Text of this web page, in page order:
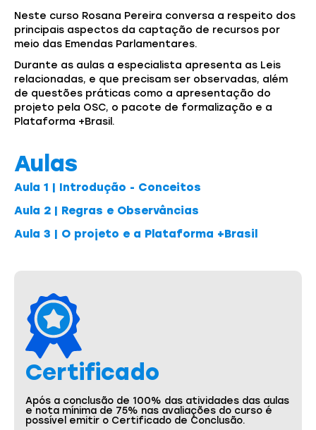
Neste curso Rosana Pereira conversa a respeito dos
principais aspectos da captação de recursos por
meio das Emendas Parlamentares.
Durante as aulas a especialista apresenta as Leis
relacionadas, e que precisam ser observadas, além
de questões práticas como a apresentação do
projeto pela OSC, o pacote de formalização e a
Plataforma +Brasil.
Aulas
Aula 1 | Introdução - Conceitos
Aula 2 | Regras e Observâncias
Aula 3 | O projeto e a Plataforma +Brasil
Certificado
Após a conclusão de 100% das atividades das aulas
e nota mínima de 75% nas avaliações do curso é
possível emitir o Certificado de Conclusão.